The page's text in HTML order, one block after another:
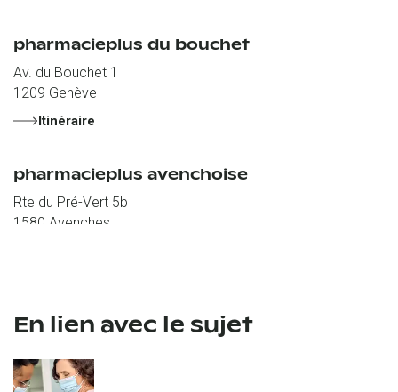
pharmacieplus du bouchet
Av. du Bouchet 1
1209 Genève
Itinéraire
pharmacieplus avenchoise
Rte du Pré-Vert 5b
1580 Avenches
Rue de l'Hôpital 13
Itinéraire
En lien avec le sujet